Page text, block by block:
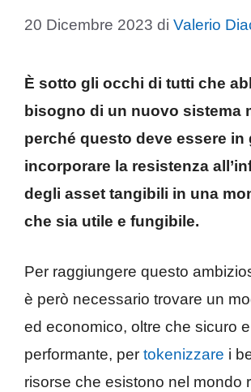
20 Dicembre 2023 di Valerio
È sotto gli occhi di tutti che
bisogno di un nuovo sistema
perché questo deve essere in
incorporare la resistenza
degli asset tangibili in una
che sia utile e fungibile.
Per raggiungere questo
è però necessario trovare un
ed economico, oltre che sicuro e
performante, per tokenizzare i
risorse che esistono nel mondo